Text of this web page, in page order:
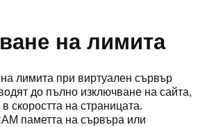
на лимита
лимита при виртуален сървър
до пълно изключване на сайта,
скоростта на страницата.
паметта на сървъра или